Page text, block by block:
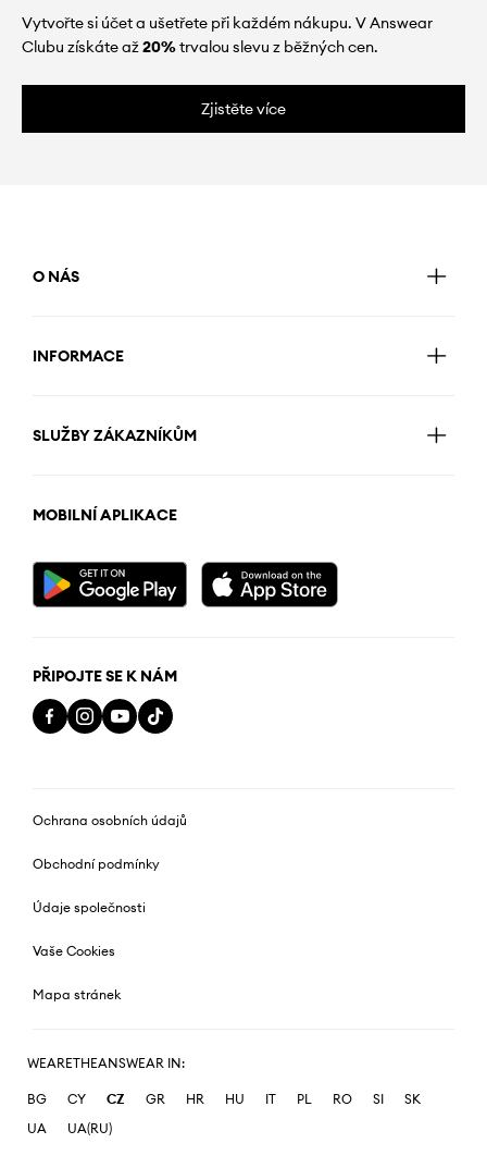
Vytvořte si účet a ušetřete při každém nákupu. V Answear
Clubu získáte až20%trvalou slevu z běžných cen.
Zjistěte více
O NÁS
INFORMACE
SLUŽBY ZÁKAZNÍKŮM
MOBILNÍ APLIKACE
PŘIPOJTE SE K NÁM
Ochrana osobních údajů
Obchodní podmínky
Údaje společnosti
Vaše Cookies
Mapa stránek
WEARETHEANSWEAR IN:
BG CY CZ GR HR HU IT PL RO SI
SK
UA
UA(RU)